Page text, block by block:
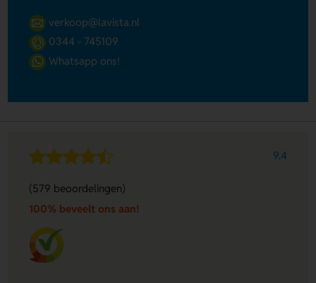
verkoop@lavista.nl
0344 - 745109
Whatsapp ons!
9.4
(579 beoordelingen)
100% beveelt ons aan!